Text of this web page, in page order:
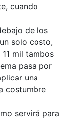
cuando
de los
solo costo,
mil tambos
pasa por
una
costumbre
servirá para